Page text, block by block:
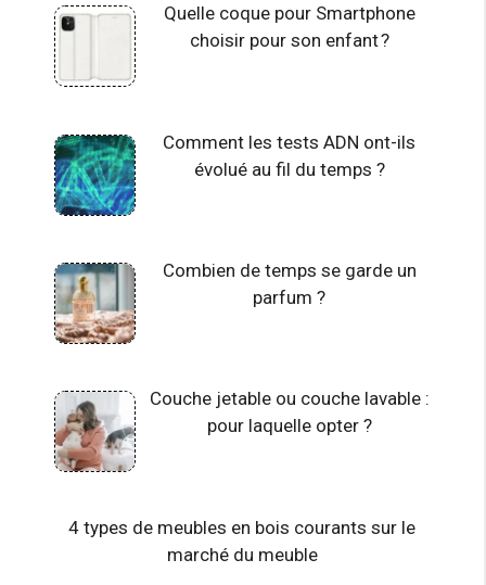
Quelle coque pour Smartphone
choisir pour son enfant ?
Comment les tests ADN ont-ils
évolué au fil du temps ?
Combien de temps se garde un
parfum ?
Couche jetable ou couche lavable :
pour laquelle opter ?
4 types de meubles en bois courants sur le
marché du meuble